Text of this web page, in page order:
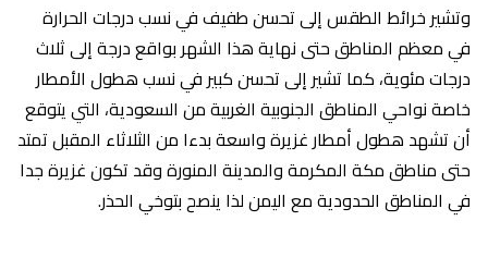
وتشير خرائط الطقس إلى تحسن طفيف في نسب درجات الحرارة
في معظم المناطق حتى نهاية هذا الشهر بواقع درجة إلى ثلاث
درجات مئوية، كما تشير إلى تحسن كبير في نسب هطول الأمطار
خاصة نواحي المناطق الجنوبية الغربية من السعودية، التي يتوقع
أن تشهد هطول أمطار غزيرة واسعة بدءا من الثلاثاء المقبل تمتد
حتى مناطق مكة المكرمة والمدينة المنورة وقد تكون غزيرة جدا
في المناطق الحدودية مع اليمن لذا ينصح بتوخي الحذر.